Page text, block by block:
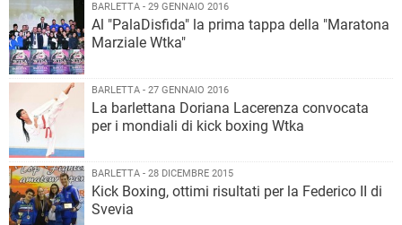
BARLETTA - 29 GENNAIO 2016
Al "PalaDisfida" la prima tappa della "Maratona
Marziale Wtka"
BARLETTA - 27 GENNAIO 2016
La barlettana Doriana Lacerenza convocata
per i mondiali di kick boxing Wtka
BARLETTA - 28 DICEMBRE 2015
Kick Boxing, ottimi risultati per la Federico II di
Svevia